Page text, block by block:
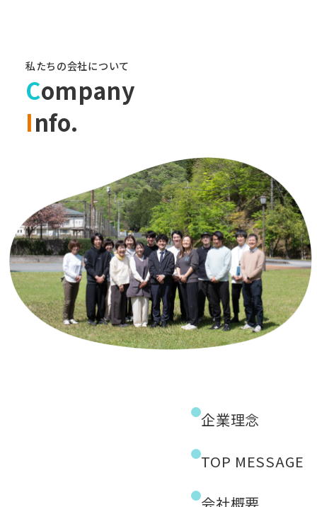
私たちの会社について
Company
Info.
企業理念
TOP MESSAGE